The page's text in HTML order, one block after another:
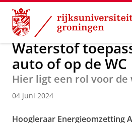
Skip
Content
Skip
Navigation
Onderzoek News
Waterstof
auto of op de WC
Hier ligt een rol voor de
04 juni 2024
Hoogleraar Energieomzetting